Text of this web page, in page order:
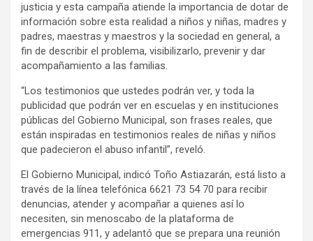
justicia y esta campaña atiende la importancia de dotar de
información sobre esta realidad a niños y niñas, madres y
padres, maestras y maestros y la sociedad en general, a
fin de describir el problema, visibilizarlo, prevenir y dar
acompañamiento a las familias.
“Los testimonios que ustedes podrán ver, y toda la
publicidad que podrán ver en escuelas y en instituciones
públicas del Gobierno Municipal, son frases reales, que
están inspiradas en testimonios reales de niñas y niños
que padecieron el abuso infantil”, reveló.
El Gobierno Municipal, indicó Toño Astiazarán, está listo a
través de la línea telefónica 6621 73 54 70 para recibir
denuncias, atender y acompañar a quienes así lo
necesiten, sin menoscabo de la plataforma de
emergencias 911, y adelantó que se prepara una reunión